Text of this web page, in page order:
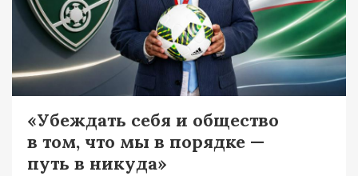
«Убеждать себя и общество
в том, что мы в порядке —
путь в никуда»